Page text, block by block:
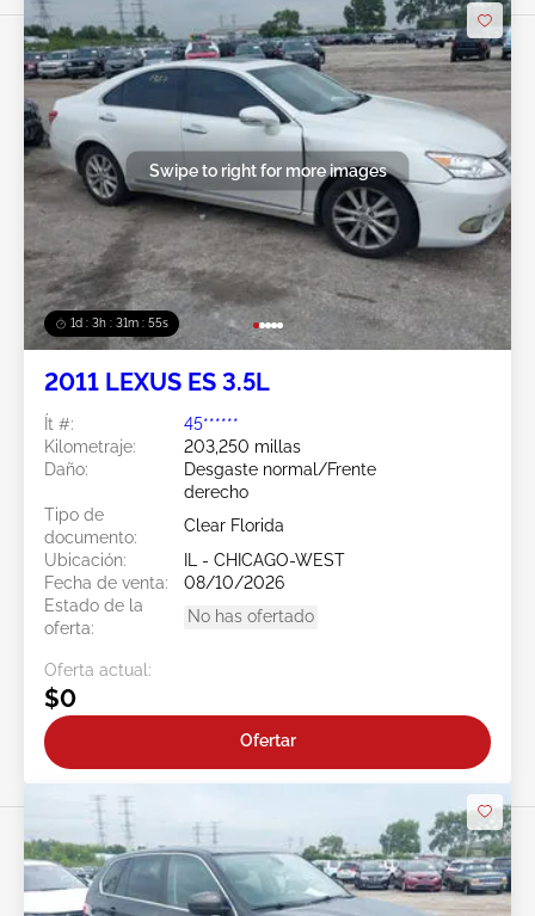
1d : 3h : 31m : 52s
Swipe to right for more images
2011 LEXUS ES 3.5L
Ít #:
45******
Kilometraje:
203,250 millas
Daño:
Desgaste normal/Frente
derecho
Tipo de
documento:
Clear Florida
Ubicación:
IL - CHICAGO-WEST
Fecha de venta:
08/10/2026
Estado de la
oferta:
No has ofertado
Oferta actual:
$0
Ofertar